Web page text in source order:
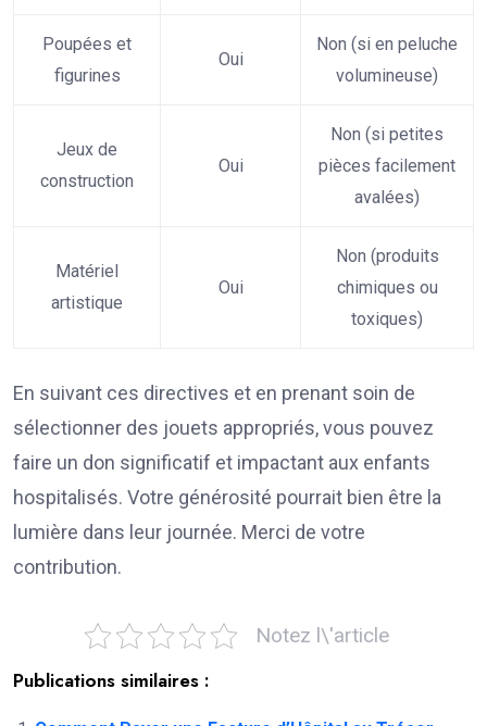
Poupées et
figurines
Oui
Non (si en peluche
volumineuse)
Jeux de
construction
Oui
Non (si petites
pièces facilement
avalées)
Matériel
artistique
Oui
Non (produits
chimiques ou
toxiques)
En suivant ces directives et en prenant soin de
sélectionner des jouets appropriés, vous pouvez
faire un don significatif et impactant aux enfants
hospitalisés. Votre générosité pourrait bien être la
lumière dans leur journée. Merci de votre
contribution.
Notez l\'article
Publications similaires :